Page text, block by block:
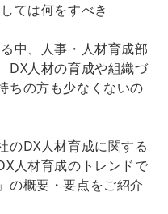
ては何をすべき
中、人事・人材育成部
DX人材の育成や組織づ
ちの方も少なくないの
のDX人材育成に関する
人材育成のトレンドで
の概要・要点をご紹介